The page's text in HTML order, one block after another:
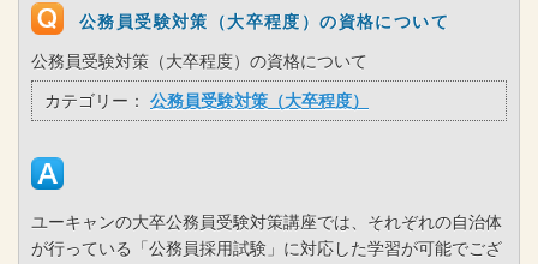
公務員受験対策（大卒程度）の資格について
公務員受験対策（大卒程度）の資格について
カテゴリー： 公務員受験対策（大卒程度）
ユーキャンの大卒公務員受験対策講座では、それぞれの自治体
が行っている「公務員採用試験」に対応した学習が可能でござ